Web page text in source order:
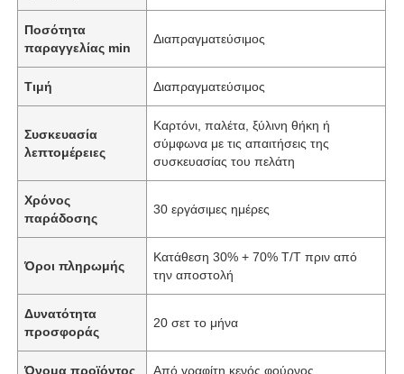
Ποσότητα
παραγγελίας min
Διαπραγματεύσιμος
Τιμή Διαπραγματεύσιμος
Συσκευασία
λεπτομέρειες
Καρτόνι, παλέτα, ξύλινη θήκη ή
σύμφωνα με τις απαιτήσεις της
συσκευασίας του πελάτη
Χρόνος
παράδοσης
30 εργάσιμες ημέρες
Όροι πληρωμής
Κατάθεση 30% + 70% T/T πριν από
την αποστολή
Δυνατότητα
προσφοράς
20 σετ το μήνα
Όνομα προϊόντος Από γραφίτη κενός φούρνος